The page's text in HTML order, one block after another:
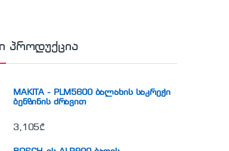
პროდუქცია
MAKITA - PLM5600 ბალახის საკრეჭი
ბენზინის ძრავით
3,105₾